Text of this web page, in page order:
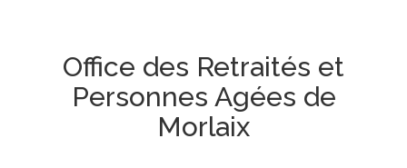
Office des Retraités et
Personnes Agées de
Morlaix